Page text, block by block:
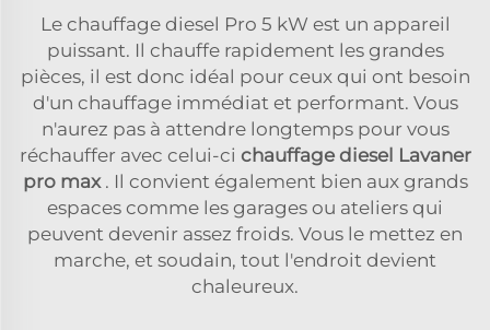
Le chauffage diesel Pro 5 kW est un appareil
puissant. Il chauffe rapidement les grandes
pièces, il est donc idéal pour ceux qui ont besoin
d'un chauffage immédiat et performant. Vous
n'aurez pas à attendre longtemps pour vous
réchauffer avec celui-ci chauffage diesel Lavaner
pro max . Il convient également bien aux grands
espaces comme les garages ou ateliers qui
peuvent devenir assez froids. Vous le mettez en
marche, et soudain, tout l'endroit devient
chaleureux.